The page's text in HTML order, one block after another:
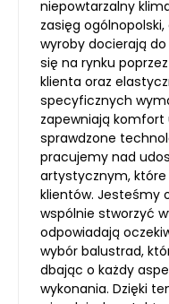
niepowtarzalny
zasięg
wyroby docierają
się na rynku
klienta oraz
specyficznych
zapewniają komfort
sprawdzone
pracujemy nad
artystycznym,
klientów. Jesteśmy
wspólnie stworzyć
odpowiadają
wybór balustrad,
dbając o każdy
wykonania. Dzięki